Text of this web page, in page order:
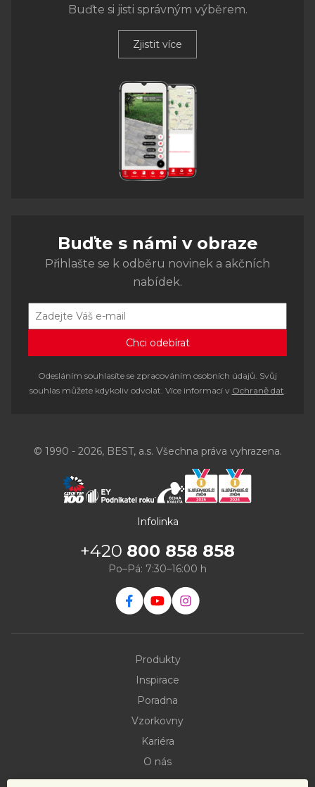
Buďte si jisti správným výběrem.
Zjistit více
Buďte s námi v obraze
Přihlašte se k odběru novinek a akčních
nabídek.
Odesláním souhlasíte se zpracováním osobních údajů. Svůj
souhlas můžete kdykoliv odvolat. Více informací v Ochraně dat.
© 1990 - 2026, BEST, a.s. Všechna práva vyhrazena.
Infolinka
+420 800 858 858
Po–Pá: 7:30–16:00 h
Produkty
Inspirace
Poradna
Vzorkovny
Kariéra
O nás